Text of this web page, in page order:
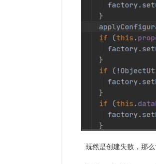
既然是创建失败，那